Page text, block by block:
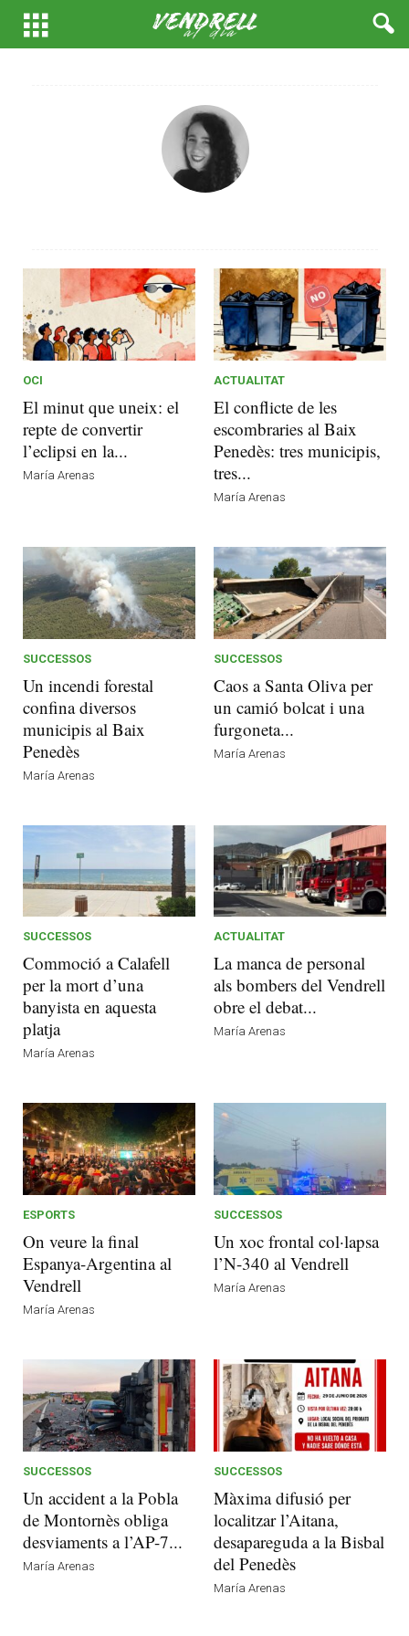
OCI
El minut que uneix: el
repte de convertir
l’eclipsi en la...
María Arenas
ACTUALITAT
El conflicte de les
escombraries al Baix
Penedès: tres municipis,
tres...
María Arenas
SUCCESSOS
Un incendi forestal
confina diversos
municipis al Baix
Penedès
María Arenas
SUCCESSOS
Caos a Santa Oliva per
un camió bolcat i una
furgoneta...
María Arenas
SUCCESSOS
Commoció a Calafell
per la mort d’una
banyista en aquesta
platja
María Arenas
ACTUALITAT
La manca de personal
als bombers del Vendrell
obre el debat...
María Arenas
ESPORTS
On veure la final
Espanya-Argentina al
Vendrell
María Arenas
SUCCESSOS
Un xoc frontal col·lapsa
l’N-340 al Vendrell
María Arenas
SUCCESSOS
Un accident a la Pobla
de Montornès obliga
desviaments a l’AP-7...
María Arenas
SUCCESSOS
Màxima difusió per
localitzar l’Aitana,
desapareguda a la Bisbal
del Penedès
María Arenas